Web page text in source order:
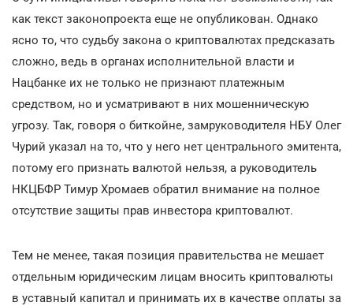
как текст законопроекта еще не опубликован. Однако
ясно то, что судьбу закона о криптовалютах предсказать
сложно, ведь в органах исполнительной власти и
Нацбанке их не только не признают платежным
средством, но и усматривают в них мошенническую
угрозу. Так, говоря о биткойне, замруководителя НБУ Олег
Чурий указал на то, что у него нет центрального эмитента,
потому его признать валютой нельзя, а руководитель
НКЦБФР Тимур Хромаев обратил внимание на полное
отсутствие защиты прав инвестора криптовалют.
Тем не менее, такая позиция правительства не мешает
отдельным юридическим лицам вносить криптовалюты
в уставный капитал и принимать их в качестве оплаты за